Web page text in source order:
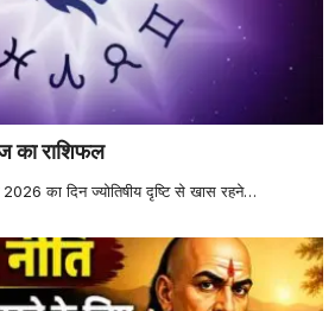
राशिफल
का दिन ज्योतिषीय दृष्टि से खास रहने…